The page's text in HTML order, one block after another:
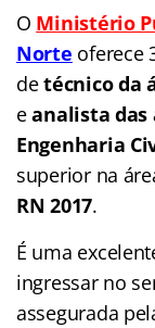
O Ministério
Norte oferece
detécnico da
eanalista das
Engenharia
superior na
RN 2017.
É uma
ingressar no
assegurada